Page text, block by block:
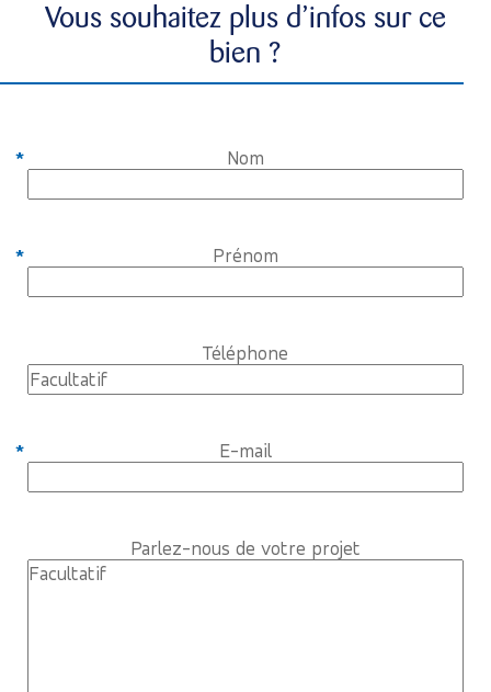
Vous souhaitez plus d’infos sur ce
bien ?
Nom
Prénom
Téléphone
E-mail
Parlez-nous de votre projet